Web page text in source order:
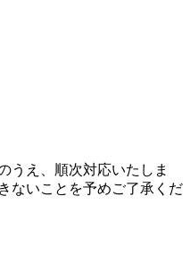
うえ、順次対応いたしま
ないことを予めご了承くだ